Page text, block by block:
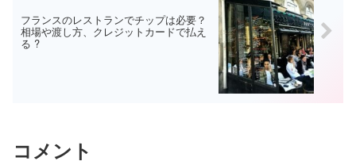
フランスのレストランでチップは必要？
相場や渡し方、クレジットカードで払え
る ?
コメント